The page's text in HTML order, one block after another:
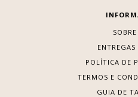
ENTREGAS
POLÍTICA DE
TERMOS E
GUIA DE